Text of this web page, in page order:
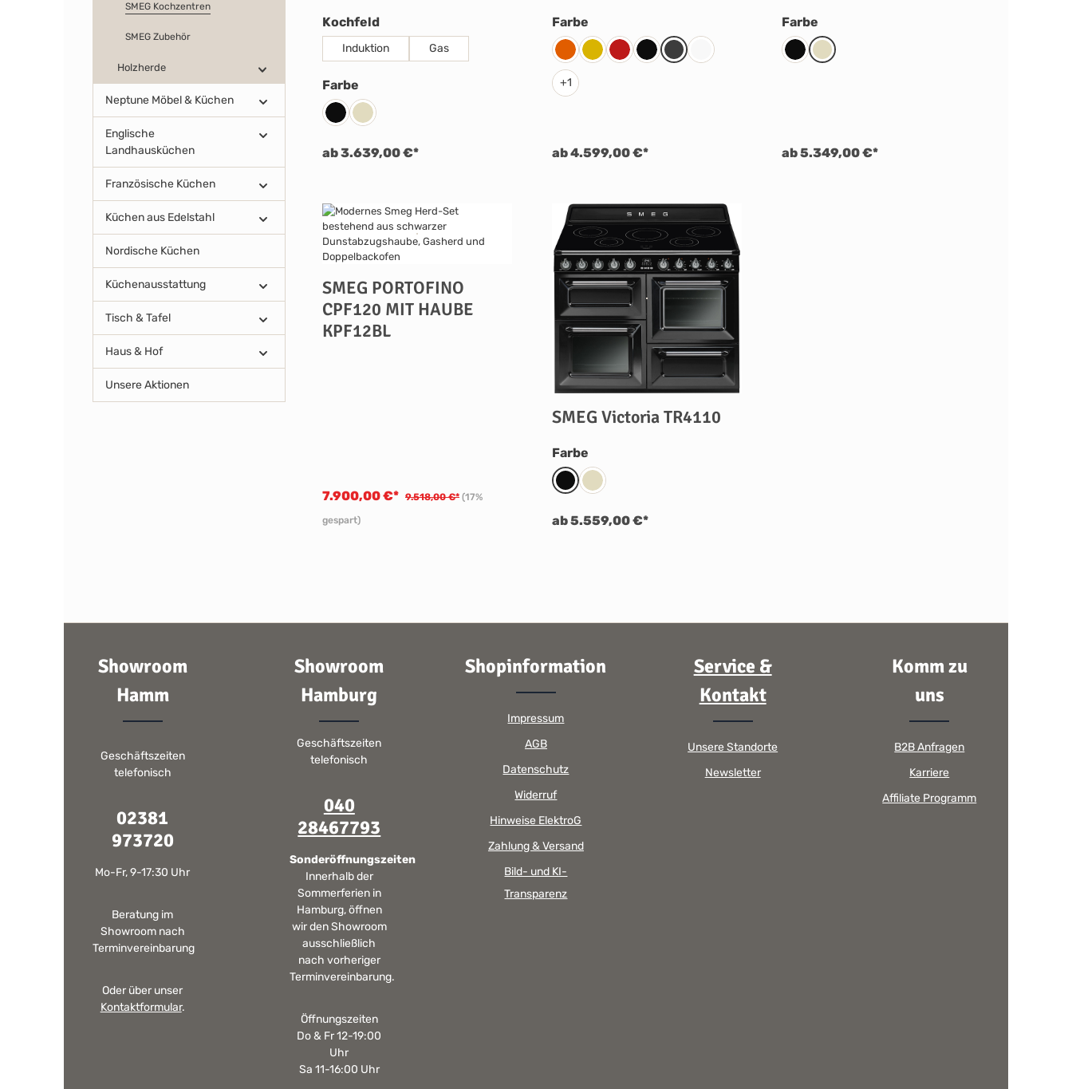
SMEG Kochzentren
SMEG Zubehör
Holzherde
Neptune Möbel & Küchen
Englische
Landhausküchen
Französische Küchen
Küchen aus Edelstahl
Nordische Küchen
Küchenausstattung
Tisch & Tafel
Haus & Hof
Unsere Aktionen
Kochfeldauswählen
Induktion Gas
Farbe
SchwarzCreme
ab 3.639,00 €*
Farbe
OrangeGelb Rot SchwarzAnthrazit
Weiß
+1
ab 4.599,00 €*
Farbeauswählen
SchwarzCreme
ab 5.349,00 €*
SMEG PORTOFINO
CPF120 MIT HAUBE
KPF12BL
7.900,00 €* 9.518,00 €* (17%
gespart)
SMEG Victoria TR4110
Farbe
SchwarzCreme
ab 5.559,00 €*
Showroom
Hamm
Geschäftszeiten
telefonisch
02381
973720
Mo-Fr, 9-17:30 Uhr
Beratung im
Showroom nach
Terminvereinbarung
Oder über unser
Kontaktformular.
Showroom
Hamburg
Geschäftszeiten
telefonisch
040
28467793
Sonderöffnungszeiten
Innerhalb der
Sommerferien in
Hamburg, öffnen
wir den Showroom
ausschließlich
nach vorheriger
Terminvereinbarung.
Öffnungszeiten
Do & Fr 12-19:00
Uhr
Sa 11-16:00 Uhr
Shopinformation
Impressum
AGB
Datenschutz
Widerruf
Hinweise ElektroG
Zahlung & Versand
Bild- und KI-
Transparenz
Service &
Kontakt
Unsere Standorte
Newsletter
Komm zu
uns
B2B Anfragen
Karriere
Affiliate Programm